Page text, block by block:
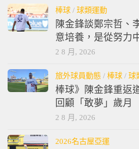
棒球 / 球類運動
陳金鋒談鄭宗哲、
意培養，是從努力
2 8 月, 2026
旅外球員動態 / 棒球 / 球
棒球》陳金鋒重
回顧「敢夢」歲月
2 8 月, 2026
2026名古屋亞運